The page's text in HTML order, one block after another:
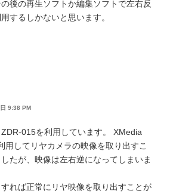
後の再生ソフトか編集ソフトで左右反
するしかないと思います。
9:38 PM
015を利用しています。 XMedia
用してリヤカメラの映像を取り出すこ
たが、映像は左右逆になってしまいま
れば正常にリヤ映像を取り出すことが